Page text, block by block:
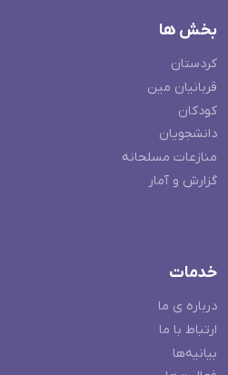
بخش ها
کردستان
قربانیان مین
کودکان
دانشجویان
منازعات مسلحانه
گزارش و آمار
خدمات
درباره ی ما
ارتباط با ما
بیانیه‌ها